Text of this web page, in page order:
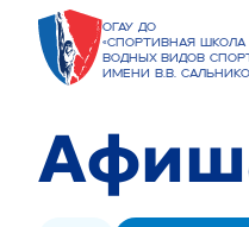
ОГАУ ДО
«Спортивная школа
водных видов
имени В.В.